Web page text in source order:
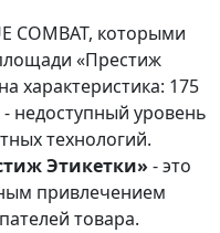
COMBAT, которыми
«Престиж
характеристика: 175
недоступный уровень
технологий.
Этикетки» - это
привлечением
товара.